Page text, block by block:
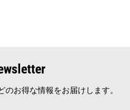
お得な情報をお届けします。